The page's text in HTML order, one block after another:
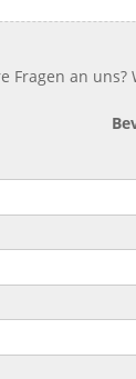
Fragen an